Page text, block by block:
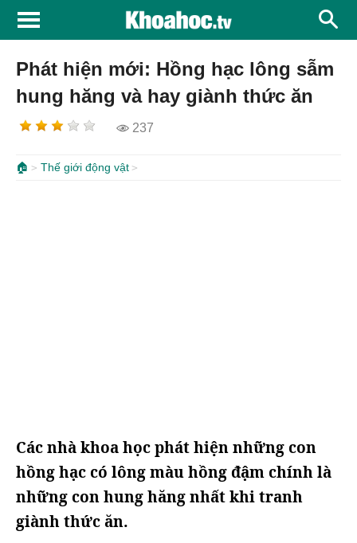
Phát hiện mới: Hồng hạc lông sẫm
hung hăng và hay giành thức ăn
237
🏠 Thế giới động vật
Các nhà khoa học phát hiện những con
hồng hạc có lông màu hồng đậm chính là
những con hung hăng nhất khi tranh
giành thức ăn.